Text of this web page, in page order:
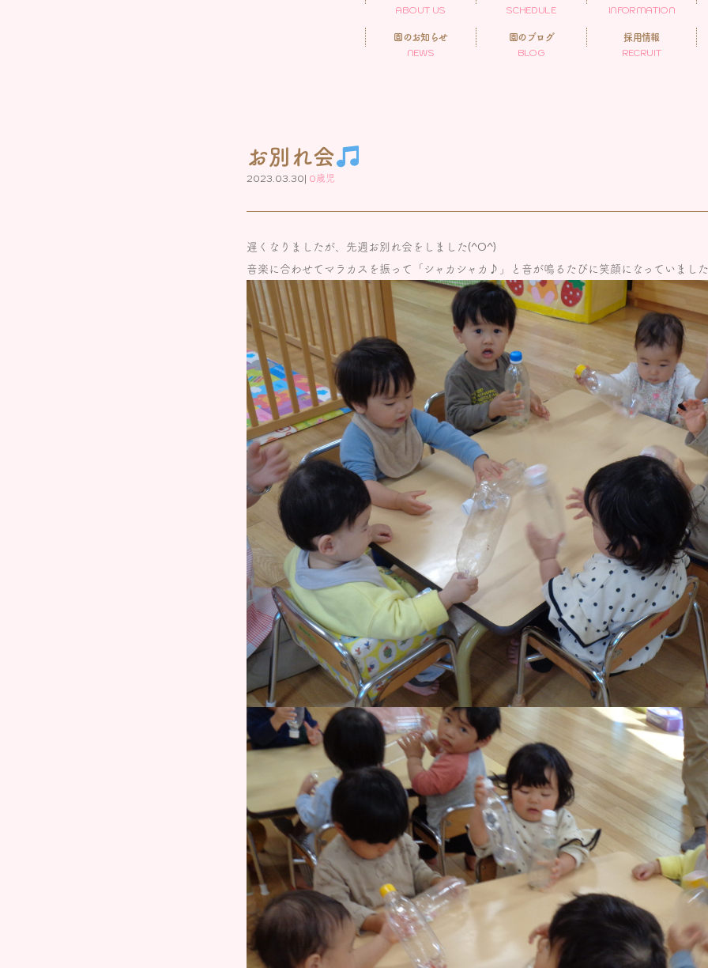
ABOUT US
SCHEDULE
INFORMATION
園のお知らせ
NEWS
園のブログ
BLOG
採用情報
RECRUIT
お別れ会
2023.03.30| 0歳児
遅くなりましたが、先週お別れ会をしました(^O^)
音楽に合わせてマラカスを振って「シャカシャカ♪」と音が鳴るたびに笑顔になっていまし